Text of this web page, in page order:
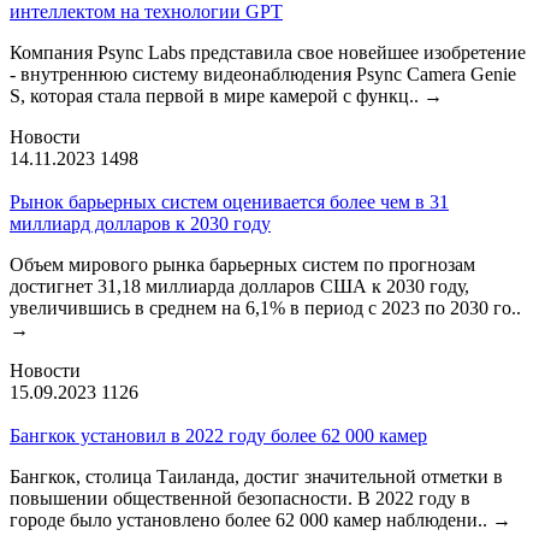
интеллектом на технологии GPT
Компания Psync Labs представила свое новейшее изобретение
- внутреннюю систему видеонаблюдения Psync Camera Genie
S, которая стала первой в мире камерой с функц.. →
Новости
14.11.2023 1498
Рынок барьерных систем оценивается более чем в 31
миллиард долларов к 2030 году
Объем мирового рынка барьерных систем по прогнозам
достигнет 31,18 миллиарда долларов США к 2030 году,
увеличившись в среднем на 6,1% в период с 2023 по 2030 го..
→
Новости
15.09.2023 1126
Бангкок установил в 2022 году более 62 000 камер
Бангкок, столица Таиланда, достиг значительной отметки в
повышении общественной безопасности. В 2022 году в
городе было установлено более 62 000 камер наблюдени.. →